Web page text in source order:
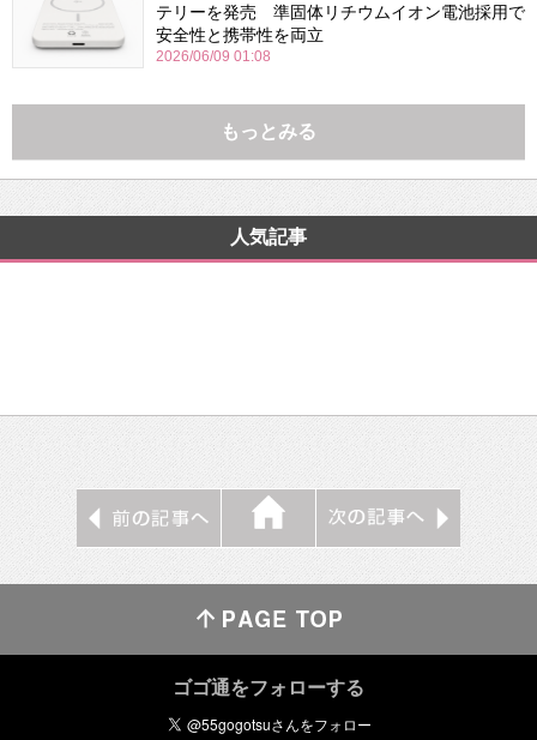
テリーを発売 準固体リチウムイオン電池採用で
安全性と携帯性を両立
2026/06/09 01:08
もっとみる
人気記事
ゴゴ通をフォローする